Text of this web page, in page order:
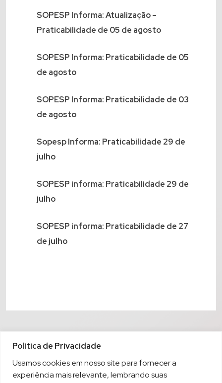
Política de Privacidade
Usamos cookies em nosso site para fornecer a
experiência mais relevante, lembrando suas
SOPESP Informa: Atualização –
Praticabilidade de 05 de agosto
SOPESP Informa: Praticabilidade de 05
de agosto
SOPESP Informa: Praticabilidade de 03
de agosto
Sopesp Informa: Praticabilidade 29 de
julho
SOPESP informa: Praticabilidade 29 de
julho
SOPESP informa: Praticabilidade de 27
de julho